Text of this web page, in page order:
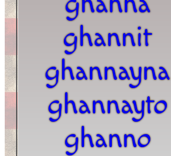
ghannit
ghannayna
ghannayto
ghanno